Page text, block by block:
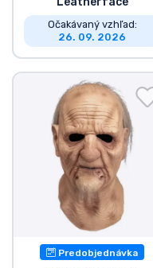
Očakávaný vzhľad:
26. 09. 2026
Predobjednávka